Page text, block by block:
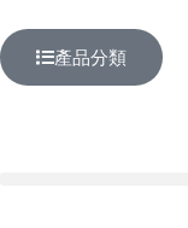
產品分類